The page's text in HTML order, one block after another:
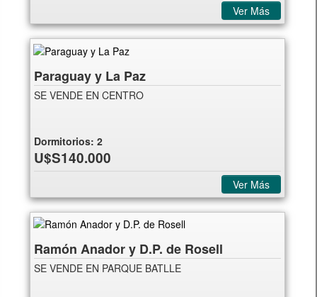
Ver Más
Paraguay y La Paz
SE VENDE EN CENTRO
Dormitorios:2
U$S140.000
Ver Más
Ramón Anador y D.P. de Rosell
SE VENDE EN PARQUE BATLLE